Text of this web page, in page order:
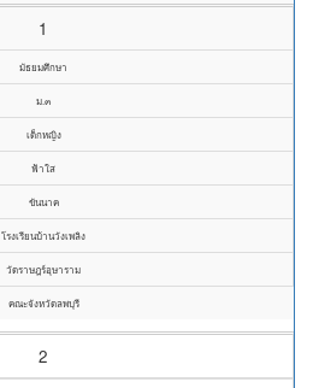
1
มัธยมศึกษา
ม.๓
เด็กหญิง
ฟ้าใส
ขันนาค
โรงเรียนบ้านวังเพลิง
วัดราษฎร์อุษาราม
คณะจังหวัดลพบุรี
2